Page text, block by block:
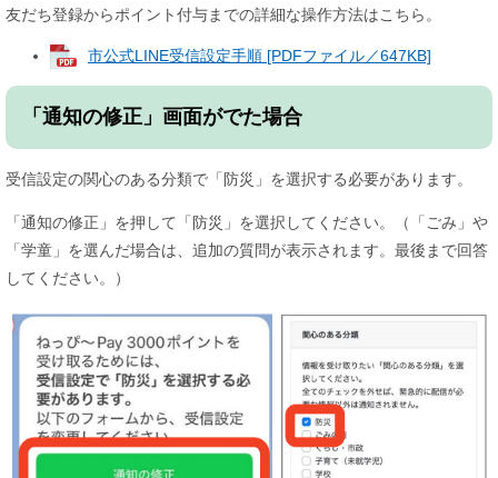
友だち登録からポイント付与までの詳細な操作方法はこちら。
市公式LINE受信設定手順 [PDFファイル／647KB]
「通知の修正」画面がでた場合
受信設定の関心のある分類で「防災」を選択する必要があります。​
「通知の修正」を押して「防災」を選択してください。（「ごみ」や
「学童」を選んだ場合は、追加の質問が表示されます。最後まで回答
してください。）​